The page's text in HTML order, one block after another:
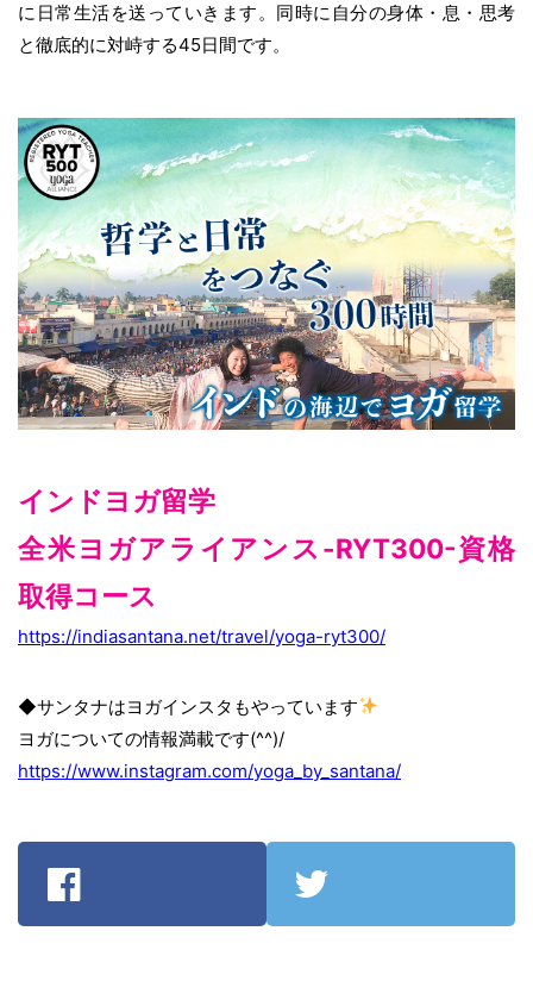
に日常生活を送っていきます。同時に自分の身体・息・思考
と徹底的に対峙する45日間です。
インドヨガ留学
全米ヨガアライアンス-RYT300-資格
取得コース
https://indiasantana.net/travel/yoga-ryt300/
◆サンタナはヨガインスタもやっています
ヨガについての情報満載です(^^)/
https://www.instagram.com/yoga_by_santana/